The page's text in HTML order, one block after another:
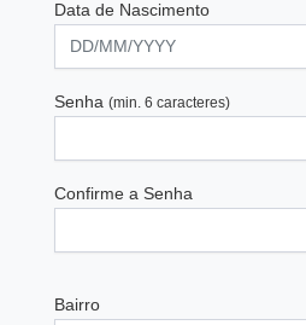
Data de Nascimento
Senha (min. 6 caracteres)
Confirme a Senha
Bairro